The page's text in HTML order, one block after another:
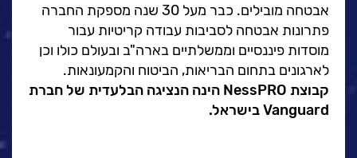
אבטחה מובילים. כבר מעל 30 שנה מספקת החברה
פתרונות אבטחה לסביבות עבודה קריטיות עבור
מוסדות פיננסיים וממשלתיים בארה"ב ובעולם כולו וכן
לארגונים בתחום הבריאות, הביטוח והקמעונאות.
קבוצת NessPRO הינה הנציגה הבלעדית של חברת
Vanguard בישראל.